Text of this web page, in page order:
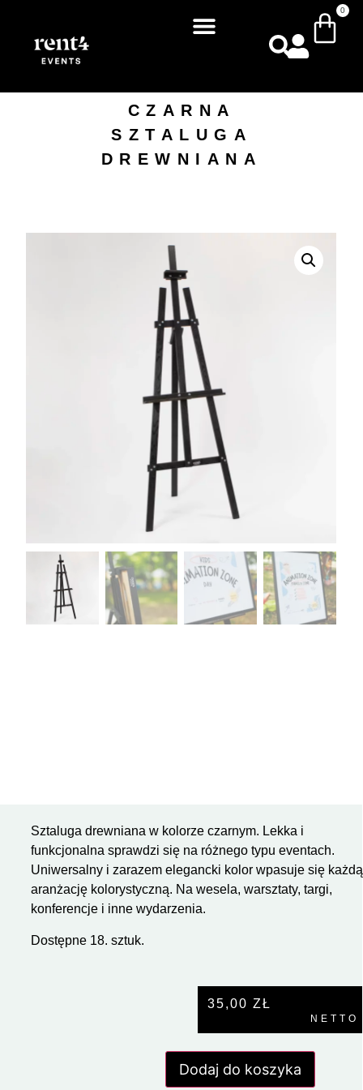
0
CZARNA
SZTALUGA
DREWNIANA
Sztaluga drewniana w kolorze czarnym. Lekka i
funkcjonalna sprawdzi się na różnego typu eventach.
Uniwersalny i zarazem elegancki kolor wpasuje się każdą
aranżację kolorystyczną. Na wesela, warsztaty, targi,
konferencje i inne wydarzenia.
Dostępne 18. sztuk.
35,00 ZŁ
NETTO
Dodaj do koszyka